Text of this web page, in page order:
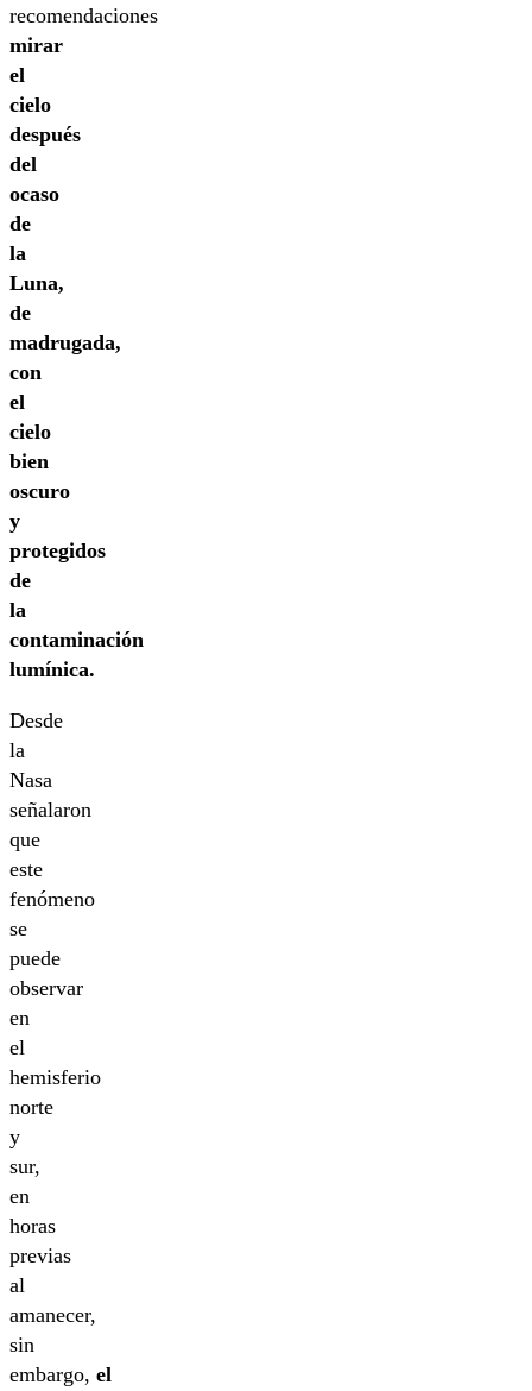
recomendaciones
mirar
el
cielo
después
del
ocaso
de
la
Luna,
de
madrugada,
con
el
cielo
bien
oscuro
y
protegidos
de
la
contaminación
lumínica.
Desde
la
Nasa
señalaron
que
este
fenómeno
se
puede
observar
en
el
hemisferio
norte
y
sur,
en
horas
previas
al
amanecer,
sin
embargo, el